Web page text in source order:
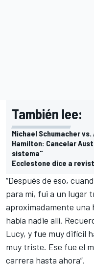
También lee:
Michael Schumacher
Hamilton: Cancelar
sistema"
Ecclestone dice a
“Después de eso,
para mí, fui a un lugar
aproximadamente una
había nadie allí.
Lucy, y fue muy difícil
muy triste. Ese fue el
carrera hasta ahora”.